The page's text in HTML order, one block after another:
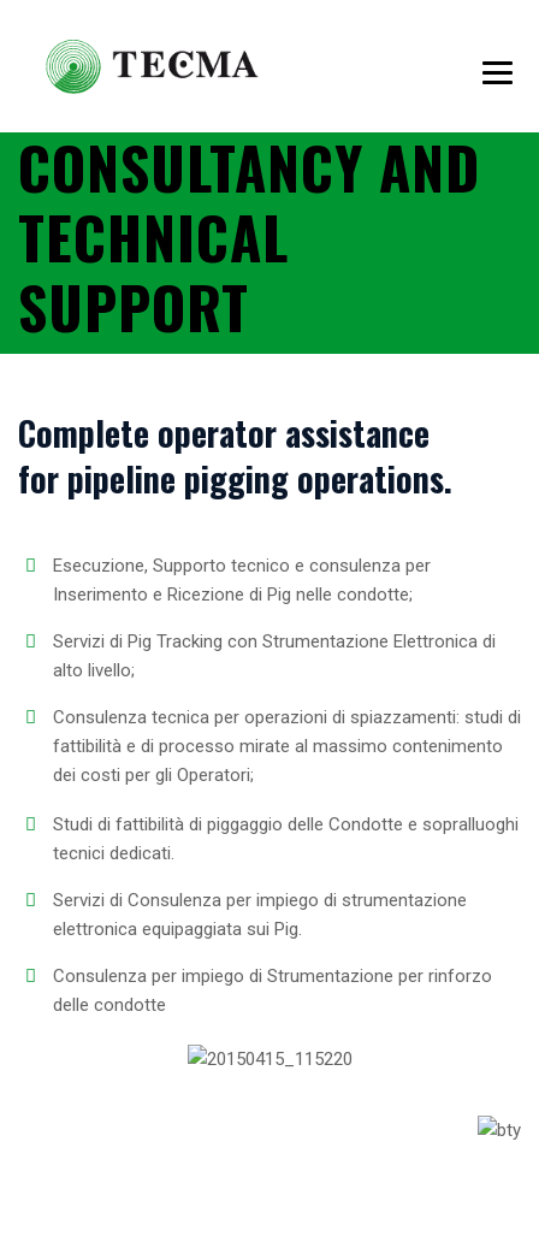
CONSULTANCY AND
TECHNICAL
SUPPORT
Complete operator assistance
for pipeline pigging operations.
Esecuzione, Supporto tecnico e consulenza per
Inserimento e Ricezione di Pig nelle condotte;
Servizi di Pig Tracking con Strumentazione Elettronica di
alto livello;
Consulenza tecnica per operazioni di spiazzamenti: studi di
fattibilità e di processo mirate al massimo contenimento
dei costi per gli Operatori;
Studi di fattibilità di piggaggio delle Condotte e sopralluoghi
tecnici dedicati.
Servizi di Consulenza per impiego di strumentazione
elettronica equipaggiata sui Pig.
Consulenza per impiego di Strumentazione per rinforzo
delle condotte